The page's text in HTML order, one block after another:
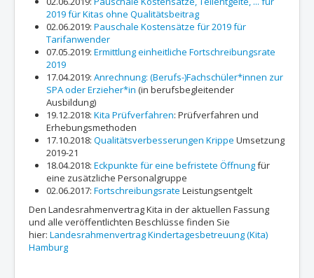
2019 für Kitas ohne Qualitätsbeitrag
02.06.2019: Pauschale Kostensätze für 2019 für
Tarifanwender
07.05.2019: Ermittlung einheitliche Fortschreibungsrate
2019
17.04.2019: Anrechnung: (Berufs-)Fachschüler*innen zur
SPA oder Erzieher*in (in berufsbegleitender
Ausbildung)
19.12.2018: Kita Prüfverfahren: Prüfverfahren und
Erhebungsmethoden
17.10.2018: Qualitätsverbesserungen Krippe Umsetzung
2019-21
18.04.2018: Eckpunkte für eine befristete Öffnungfür
eine zusätzliche Personalgruppe
02.06.2017: Fortschreibungsrate Leistungsentgelt
Den Landesrahmenvertrag Kita in der aktuellen Fassung
und alle veröffentlichten Beschlüsse finden Sie
hier: Landesrahmenvertrag Kindertagesbetreuung (Kita)
Hamburg